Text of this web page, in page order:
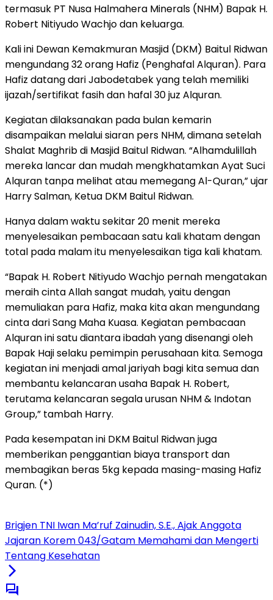
termasuk PT Nusa Halmahera Minerals (NHM) Bapak H.
Robert Nitiyudo Wachjo dan keluarga.
Kali ini Dewan Kemakmuran Masjid (DKM) Baitul Ridwan
mengundang 32 orang Hafiz (Penghafal Alquran). Para
Hafiz datang dari Jabodetabek yang telah memiliki
ijazah/sertifikat fasih dan hafal 30 juz Alquran.
Kegiatan dilaksanakan pada bulan kemarin
disampaikan melalui siaran pers NHM, dimana setelah
Shalat Maghrib di Masjid Baitul Ridwan. “Alhamdulillah
mereka lancar dan mudah mengkhatamkan Ayat Suci
Alquran tanpa melihat atau memegang Al-Quran,” ujar
Harry Salman, Ketua DKM Baitul Ridwan.
Hanya dalam waktu sekitar 20 menit mereka
menyelesaikan pembacaan satu kali khatam dengan
total pada malam itu menyelesaikan tiga kali khatam.
“Bapak H. Robert Nitiyudo Wachjo pernah mengatakan
meraih cinta Allah sangat mudah, yaitu dengan
memuliakan para Hafiz, maka kita akan mengundang
cinta dari Sang Maha Kuasa. Kegiatan pembacaan
Alquran ini satu diantara ibadah yang disenangi oleh
Bapak Haji selaku pemimpin perusahaan kita. Semoga
kegiatan ini menjadi amal jariyah bagi kita semua dan
membantu kelancaran usaha Bapak H. Robert,
terutama kelancaran segala urusan NHM & Indotan
Group,” tambah Harry.
Pada kesempatan ini DKM Baitul Ridwan juga
memberikan penggantian biaya transport dan
membagikan beras 5kg kepada masing-masing Hafiz
Quran. (*)
Brigjen TNI Iwan Ma’ruf Zainudin, S.E., Ajak Anggota
Jajaran Korem 043/Gatam Memahami dan Mengerti
Tentang Kesehatan